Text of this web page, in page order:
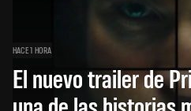
HACE 1 HORA
El nuevo trailer de